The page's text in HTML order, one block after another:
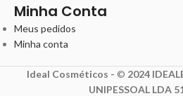
Minha Conta
Meus pedidos
Minha conta
Ideal Cosméticos - © 2024
UNIPESSOAL LDA